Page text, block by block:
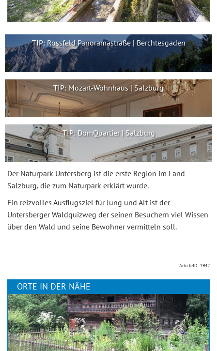
TIP: Rossfeld Panoramastraße | Berchtesgaden
TIP: Mozart-Wohnhaus | Salzburg
TIP: DomQuartier | Salzburg
Der Naturpark Untersberg ist die erste Region im Land
Salzburg, die zum Naturpark erklärt wurde.
Ein reizvolles Ausflugsziel für Jung und Alt ist der
Untersberger Waldquizweg der seinen Besuchern viel Wissen
über den Wald und seine Bewohner vermitteln soll.
ArticleID: 1942
ORTE IN DER NÄHE